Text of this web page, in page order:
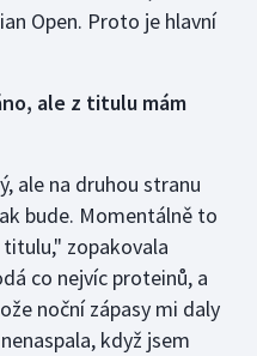
Open. Proto je hlavní
ale z titulu mám
ale na druhou stranu
bude. Momentálně to
zopakovala
co nejvíc proteinů, a
noční zápasy mi daly
když jsem